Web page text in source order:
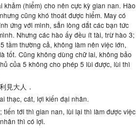
khảm (hiểm) cho nên cực kỳ gian nan. Hào
cũng khó thoát được hiểm. May có
ứng với mình, sẳn lòng dắt các bạn tức
Nhưng các hào ấy đều ít tài, trừ hào 3;
tầm thường cả, không làm nên việc lớn,
tốt. Cũng không dùng chữ lai, không bảo
của 5 không cho phép 5 lùi được, lùi thì
見大人．
thạc, cát, lợi kiến đại nhân.
tiến tới thì gian nan, lùi lại thì làm được việc
thì có lợi.